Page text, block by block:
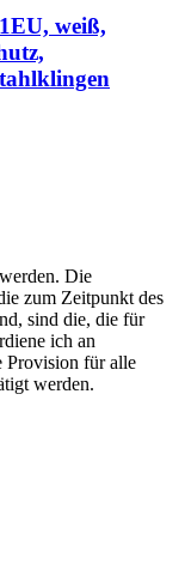
weiß,
Die
zum Zeitpunkt des
sind die, die für
ich an
Provision für alle
werden.